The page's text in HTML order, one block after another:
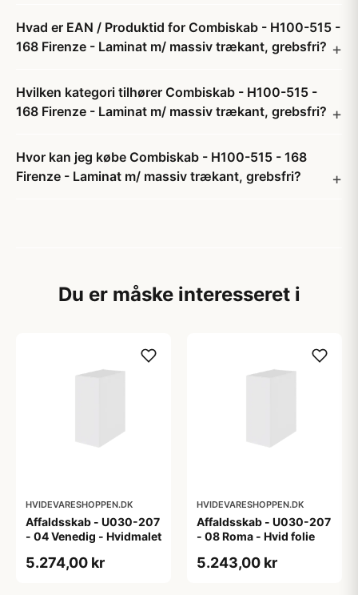
Hvad er EAN / Produktid for Combiskab - H100-515 -
168 Firenze - Laminat m/ massiv trækant, grebsfri?
Hvilken kategori tilhører Combiskab - H100-515 -
168 Firenze - Laminat m/ massiv trækant, grebsfri?
Hvor kan jeg købe Combiskab - H100-515 - 168
Firenze - Laminat m/ massiv trækant, grebsfri?
Du er måske interesseret i
HVIDEVARESHOPPEN.DK
Affaldsskab - U030-207
- 04 Venedig - Hvidmalet
5.274,00 kr
HVIDEVARESHOPPEN.DK
Affaldsskab - U030-207
- 08 Roma - Hvid folie
5.243,00 kr